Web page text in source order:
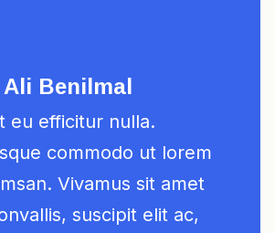
Benilmal
eu efficitur nulla.
commodo ut lorem
Vivamus sit amet
suscipit elit ac,